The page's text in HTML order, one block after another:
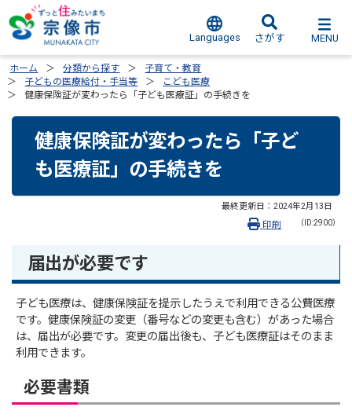
Languages さがす MENU
ホーム 分類から探す
子育て・教育
子どもの医療給付・手当等
こども医療
健康保険証が変わったら「子ども医療証」の手続きを
健康保険証が変わったら「子ど
も医療証」の手続きを
最終更新日： 2024年2月13日
（ID:2900）
印刷
届出が必要です
子ども医療は、健康保険証を提示したうえで利用できる公費医療
です。健康保険証の変更（番号などの変更も含む）があった場合
は、届出が必要です。変更の届出後も、子ども医療証はそのまま
利用できます。
必要書類